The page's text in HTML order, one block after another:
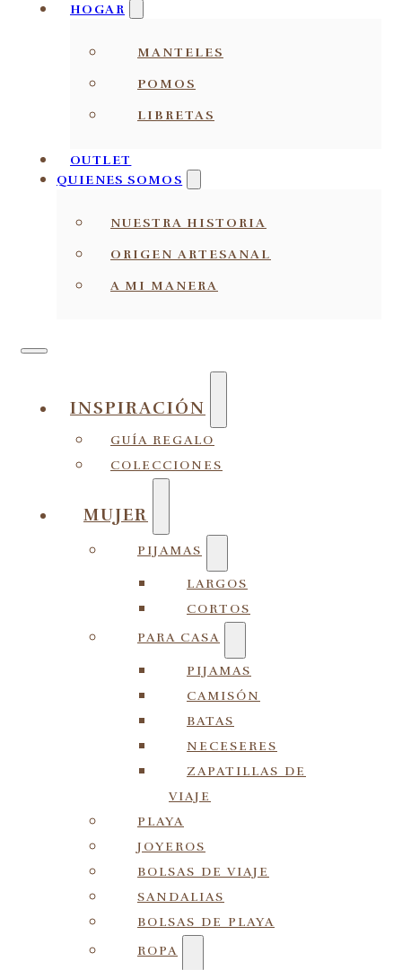
HOGAR
MANTELES
POMOS
LIBRETAS
OUTLET
QUIENES SOMOS
NUESTRA HISTORIA
ORIGEN ARTESANAL
A MI MANERA
INSPIRACIÓN
GUÍA REGALO
COLECCIONES
MUJER
PIJAMAS
LARGOS
CORTOS
PARA CASA
PIJAMAS
CAMISÓN
BATAS
NECESERES
ZAPATILLAS DE
VIAJE
PLAYA
JOYEROS
BOLSAS DE VIAJE
SANDALIAS
BOLSAS DE PLAYA
ROPA